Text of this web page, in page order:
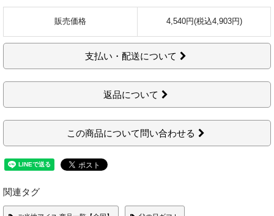
販売価格 4,540円(税込4,903円)
支払い・配送について
返品について
この商品について問い合わせる
関連タグ